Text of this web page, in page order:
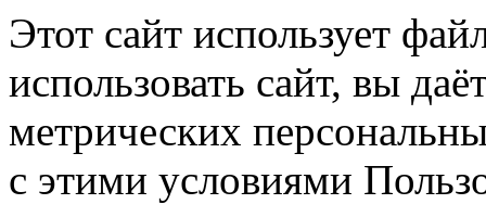
Этот сайт использует
использовать сайт, вы
метрических
с этими условиями